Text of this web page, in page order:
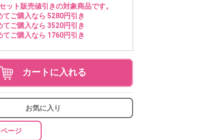
ット販売値引きの対象商品です。
ご購入なら 5280円引き
ご購入なら 3520円引き
ご購入なら 1760円引き
カートに入れる
お気に入り
ージ